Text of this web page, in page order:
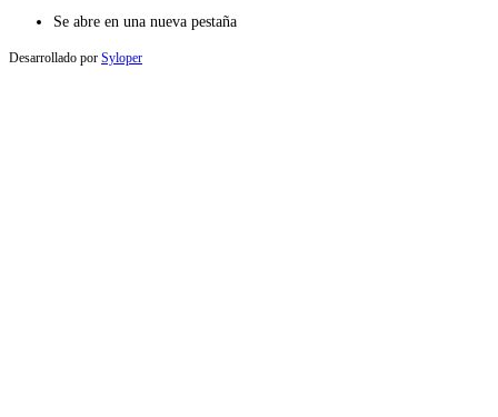
Se abre en una nueva pestaña
Desarrollado por Syloper